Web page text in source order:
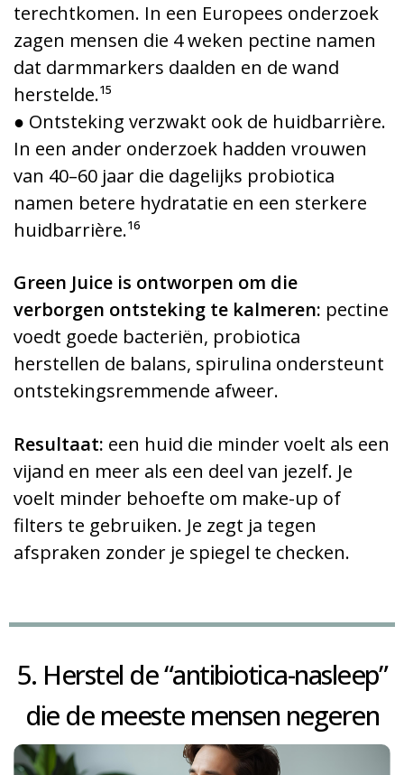
terechtkomen. In een Europees onderzoek
zagen mensen die 4 weken pectine namen
dat darmmarkers daalden en de wand
herstelde.¹⁵
● Ontsteking verzwakt ook de huidbarrière.
In een ander onderzoek hadden vrouwen
van 40–60 jaar die dagelijks probiotica
namen betere hydratatie en een sterkere
huidbarrière.¹⁶
Green Juice is ontworpen om die
verborgen ontsteking te kalmeren: pectine
voedt goede bacteriën, probiotica
herstellen de balans, spirulina ondersteunt
ontstekingsremmende afweer.
Resultaat: een huid die minder voelt als een
vijand en meer als een deel van jezelf. Je
voelt minder behoefte om make-up of
filters te gebruiken. Je zegt ja tegen
afspraken zonder je spiegel te checken.
5. Herstel de “antibiotica-nasleep”
die de meeste mensen negeren